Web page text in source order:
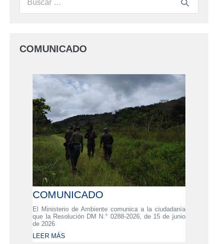
COMUNICADO
COMUNICADO
El Ministerio de Ambiente comunica a la ciudadanía
que la Resolución DM N.° 0288-2026, de 15 de junio
de 2026
LEER MÁS